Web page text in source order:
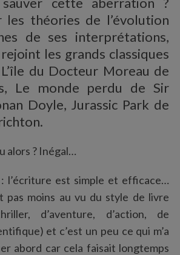
les théories de l’évolution
de ses interprétations,
les grands classiques
du Docteur Moreau de
Le monde perdu de Sir
Doyle, Jurassic Park de
alors ? Inégal…
l’écriture est simple et efficace…
pas moins au vu du style de livre
d’aventure, d’action, de
et c’est un peu ce qui m’a
abord car cela faisait longtemps